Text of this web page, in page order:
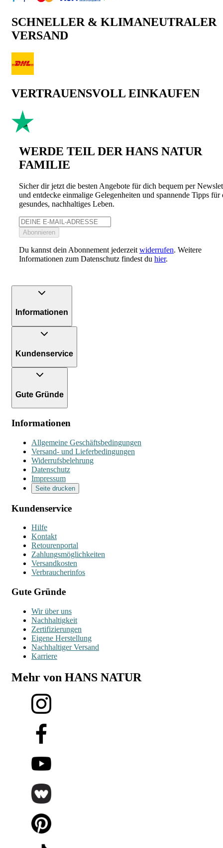
SCHNELLER & KLIMANEUTRALER
VERSAND
VERTRAUENSVOLL EINKAUFEN
WERDE TEIL DER HANS NATUR
FAMILIE
Sicher dir jetzt die besten Angebote für dich bequem per
und entdecke einmalige Gelegenheiten und spannende Tipps für
gesundes, nachhaltiges Leben.
Abonnieren
Du kannst dein Abonnement jederzeit widerrufen. Weitere
Informationen zum Datenschutz findest du hier.
Informationen
Kundenservice
Gute Gründe
Informationen
Allgemeine Geschäftsbedingungen
Versand- und Lieferbedingungen
Widerrufsbelehrung
Datenschutz
Impressum
Seite drucken
Kundenservice
Hilfe
Kontakt
Retourenportal
Zahlungsmöglichkeiten
Versandkosten
Verbraucherinfos
Gute Gründe
Wir über uns
Nachhaltigkeit
Zertifizierungen
Eigene Herstellung
Nachhaltiger Versand
Karriere
Mehr von HANS NATUR